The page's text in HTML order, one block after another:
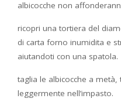
albicocche non
ricopri una tortiera del
di carta forno inumidita e
aiutandoti con una spatola.
taglia le albicocche a
leggermente nell’impasto.